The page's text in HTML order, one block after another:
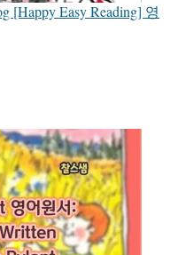
[Happy Easy Reading] 영